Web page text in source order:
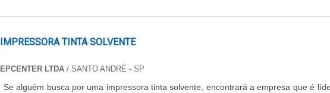
IMPRESSORA TINTA SOLVENTE
EPCENTER LTDA / SANTO ANDRÉ - SP
Se alguém busca por uma impressora tinta solvente, encontrará a empresa que é